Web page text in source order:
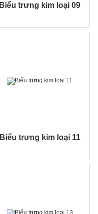
Biểu trưng kim loại 09
Biểu trưng kim loại 11